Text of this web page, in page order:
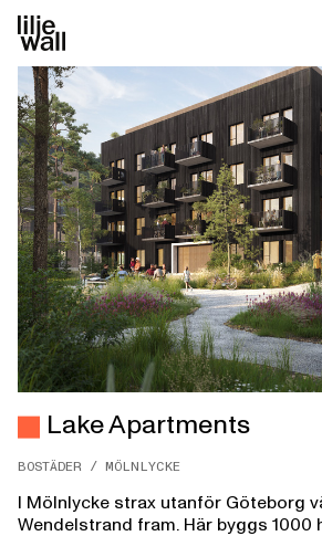
Lake Apartments
Lake Apartments
BOSTÄDER / MÖLNLYCKE
I Mölnlycke strax utanför Göteborg
Wendelstrand fram. Här byggs 1000